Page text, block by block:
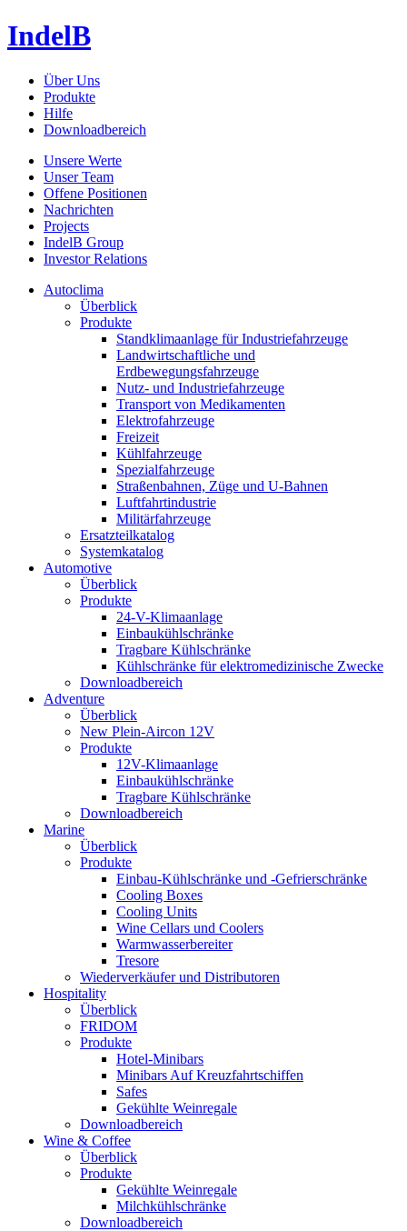
IndelB
Über Uns
Produkte
Hilfe
Downloadbereich
Unsere Werte
Unser Team
Offene Positionen
Nachrichten
Projects
IndelB Group
Investor Relations
Autoclima
Überblick
Produkte
Standklimaanlage für Industriefahrzeuge
Landwirtschaftliche und
Erdbewegungsfahrzeuge
Nutz- und Industriefahrzeuge
Transport von Medikamenten
Elektrofahrzeuge
Freizeit
Kühlfahrzeuge
Spezialfahrzeuge
Straßenbahnen, Züge und U-Bahnen
Luftfahrtindustrie
Militärfahrzeuge
Ersatzteilkatalog
Systemkatalog
Automotive
Überblick
Produkte
24-V-Klimaanlage
Einbaukühlschränke
Tragbare Kühlschränke
Kühlschränke für elektromedizinische Zwecke
Downloadbereich
Adventure
Überblick
New Plein-Aircon 12V
Produkte
12V-Klimaanlage
Einbaukühlschränke
Tragbare Kühlschränke
Downloadbereich
Marine
Überblick
Produkte
Einbau-Kühlschränke und -Gefrierschränke
Cooling Boxes
Cooling Units
Wine Cellars und Coolers
Warmwasserbereiter
Tresore
Wiederverkäufer und Distributoren
Hospitality
Überblick
FRIDOM
Produkte
Hotel-Minibars
Minibars Auf Kreuzfahrtschiffen
Safes
Gekühlte Weinregale
Downloadbereich
Wine & Coffee
Überblick
Produkte
Gekühlte Weinregale
Milchkühlschränke
Downloadbereich